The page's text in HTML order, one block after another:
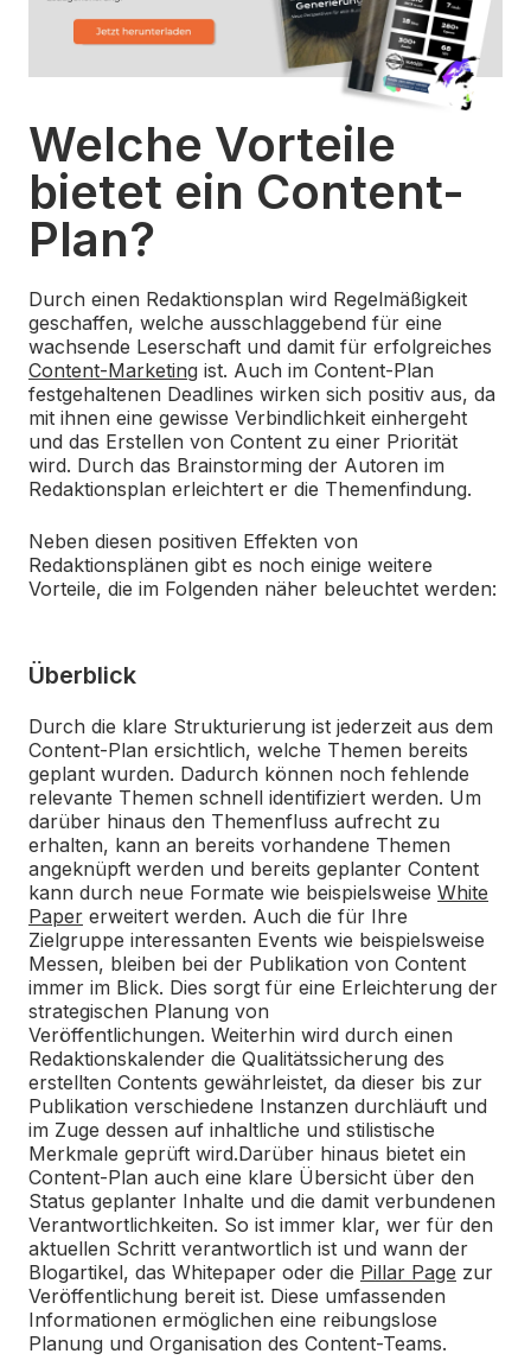
Welche Vorteile
bietet ein Content-
Plan?
Durch einen Redaktionsplan wird Regelmäßigkeit
geschaffen, welche ausschlaggebend für eine
wachsende Leserschaft und damit für erfolgreiches
Content-Marketing ist. Auch im Content-Plan
festgehaltenen Deadlines wirken sich positiv aus, da
mit ihnen eine gewisse Verbindlichkeit einhergeht
und das Erstellen von Content zu einer Priorität
wird. Durch das Brainstorming der Autoren im
Redaktionsplan erleichtert er die Themenfindung.
Neben diesen positiven Effekten von
Redaktionsplänen gibt es noch einige weitere
Vorteile, die im Folgenden näher beleuchtet werden:
Überblick
Durch die klare Strukturierung ist jederzeit aus dem
Content-Plan ersichtlich, welche Themen bereits
geplant wurden. Dadurch können noch fehlende
relevante Themen schnell identifiziert werden. Um
darüber hinaus den Themenfluss aufrecht zu
erhalten, kann an bereits vorhandene Themen
angeknüpft werden und bereits geplanter Content
kann durch neue Formate wie beispielsweise White
Paper erweitert werden. Auch die für Ihre
Zielgruppe interessanten Events wie beispielsweise
Messen, bleiben bei der Publikation von Content
immer im Blick. Dies sorgt für eine Erleichterung der
strategischen Planung von
Veröffentlichungen. Weiterhin wird durch einen
Redaktionskalender die Qualitätssicherung des
erstellten Contents gewährleistet, da dieser bis zur
Publikation verschiedene Instanzen durchläuft und
im Zuge dessen auf inhaltliche und stilistische
Merkmale geprüft wird.Darüber hinaus bietet ein
Content-Plan auch eine klare Übersicht über den
Status geplanter Inhalte und die damit verbundenen
Verantwortlichkeiten. So ist immer klar, wer für den
aktuellen Schritt verantwortlich ist und wann der
Blogartikel, das Whitepaper oder die Pillar Page zur
Veröffentlichung bereit ist. Diese umfassenden
Informationen ermöglichen eine reibungslose
Planung und Organisation des Content-Teams.